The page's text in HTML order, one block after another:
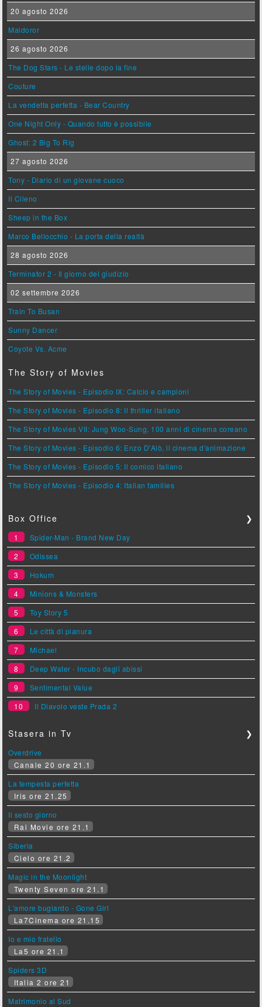
20 agosto 2026
Maldoror
26 agosto 2026
The Dog Stars - Le stelle dopo la fine
Couture
La vendetta perfetta - Bear Country
One Night Only - Quando tutto è possibile
Ghost: 2 Big To Rig
27 agosto 2026
Tony - Diario di un giovane cuoco
Il Cileno
Sheep in the Box
Marco Bellocchio - La porta della realtà
28 agosto 2026
Terminator 2 - Il giorno del giudizio
02 settembre 2026
Train To Busan
Sunny Dancer
Coyote Vs. Acme
The Story of Movies
The Story of Movies - Episodio IX: Calcio e campioni
The Story of Movies - Episodio 8: Il thriller italiano
The Story of Movies VII: Jung Woo-Sung, 100 anni di cinema coreano
The Story of Movies - Episodio 6: Enzo D'Alò, il cinema d'animazione
The Story of Movies - Episodio 5: Il comico italiano
The Story of Movies - Episodio 4: Italian families
Box Office ❯
1
Spider-Man - Brand New Day
2
Odissea
3
Hokum
4
Minions & Monsters
5
Toy Story 5
6
Le città di pianura
7
Michael
8
Deep Water - Incubo dagli abissi
9
Sentimental Value
10
Il Diavolo veste Prada 2
Stasera in Tv ❯
Overdrive
Canale 20 ore 21.1
La tempesta perfetta
Iris ore 21.25
Il sesto giorno
Rai Movie ore 21.1
Siberia
Cielo ore 21.2
Magic in the Moonlight
Twenty Seven ore 21.1
L'amore bugiardo - Gone Girl
La7Cinema ore 21.15
Io e mio fratello
La5 ore 21.1
Spiders 3D
Italia 2 ore 21
Matrimonio al Sud